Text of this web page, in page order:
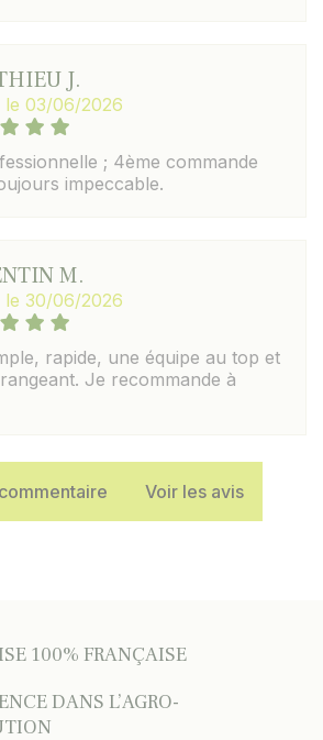
J.
le 03/06/2026
; 4ème commande
impeccable.
M.
le 30/06/2026
rapide, une équipe au top et
Je recommande à
Voir les avis
100% FRANÇAISE
DANS L’AGRO-